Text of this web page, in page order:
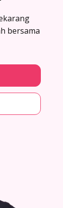
bersama